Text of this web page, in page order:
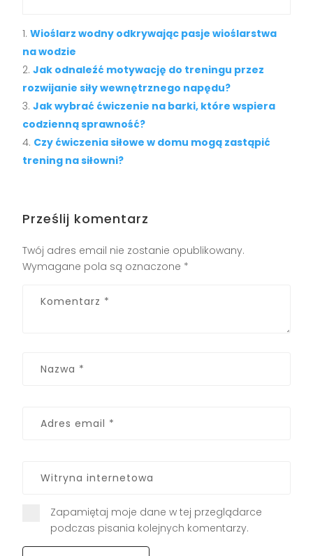
Wioślarz wodny odkrywając pasje wioślarstwa
na wodzie
Jak odnaleźć motywację do treningu przez
rozwijanie siły wewnętrznego napędu?
Jak wybrać ćwiczenie na barki, które wspiera
codzienną sprawność?
Czy ćwiczenia siłowe w domu mogą zastąpić
trening na siłowni?
Prześlij komentarz
Twój adres email nie zostanie opublikowany.
Wymagane pola są oznaczone *
Zapamiętaj moje dane w tej przeglądarce
podczas pisania kolejnych komentarzy.